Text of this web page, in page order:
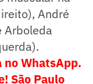
André
Arboleda
no WhatsApp.
São Paulo